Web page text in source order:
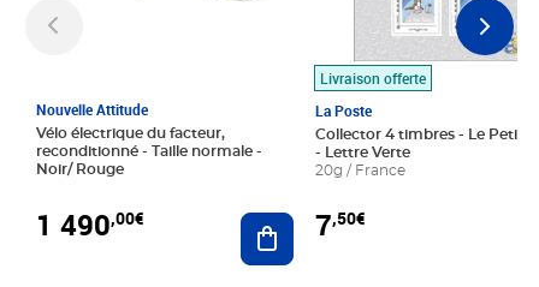
Nouvelle Attitude
Vélo électrique du facteur,
reconditionné - Taille normale -
Noir/ Rouge
1 490,00€ Ajouter au panier
Livraison offerte
La Poste
Collector 4 timbres - Le Petit
- Lettre Verte
20g / France
7,50€